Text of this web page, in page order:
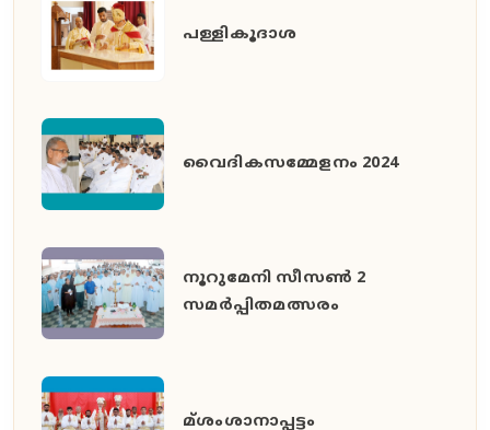
പള്ളികൂദാശ
വൈദികസമ്മേളനം 2024
നൂറുമേനി സീസൺ 2
സമർപ്പിതമത്സരം
മ്ശംശാനാപ്പട്ടം